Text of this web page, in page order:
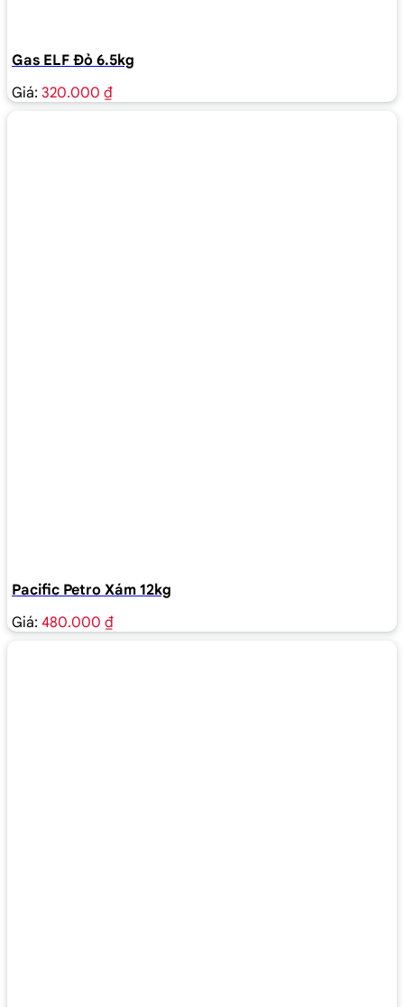
Gas ELF Đỏ 6.5kg
Giá: 320.000 ₫
Pacific Petro Xám 12kg
Giá: 480.000 ₫